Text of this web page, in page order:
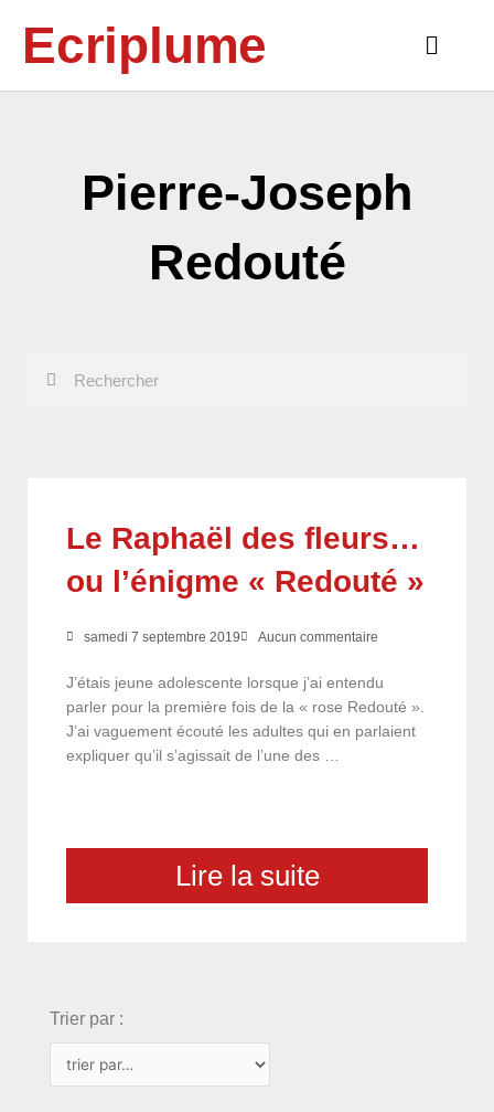
contenuEcriplume
Main
Pierre-Joseph
Redouté
Le Raphaël des fleurs…
ou l’énigme « Redouté »
samedi 7 septembre 2019 Aucun commentaire
J’étais jeune adolescente lorsque j’ai entendu
parler pour la première fois de la « rose Redouté ».
J’ai vaguement écouté les adultes qui en parlaient
expliquer qu’il s’agissait de l’une des …
Lire la suite
Trier par :